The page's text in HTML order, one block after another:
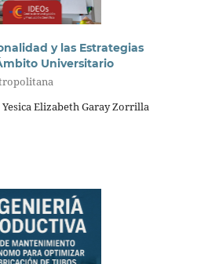
y las Estrategias
Universitario
Elizabeth Garay Zorrilla